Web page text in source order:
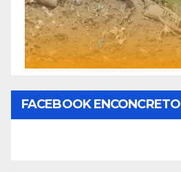
FACEBOOK ENCONCRETO